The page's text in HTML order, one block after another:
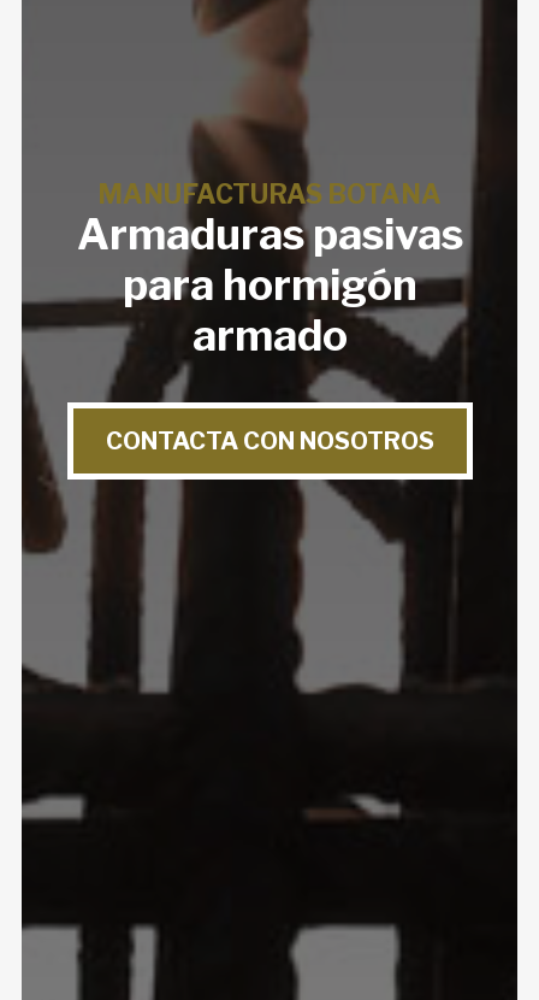
MANUFACTURAS BOTANA
Armaduras pasivas
para hormigón
armado
CONTACTA CON NOSOTROS